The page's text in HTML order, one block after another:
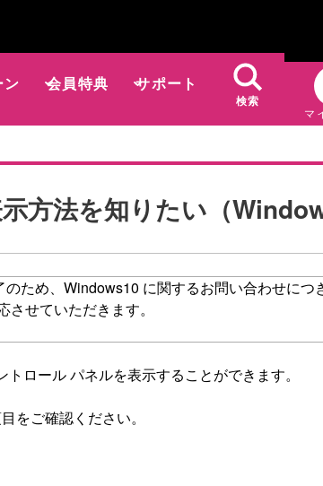
ン 会員特典 サポート
検索
マ
方法を知りたい（
ため、Windows10 に関するお問い合わせにつ
せていただきます。
ロール パネルを表示することができます。
をご確認ください。